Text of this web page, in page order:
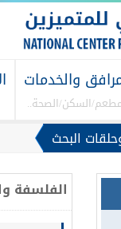
والخدمات
السكن/الصحة..
البحث
الفلسفة